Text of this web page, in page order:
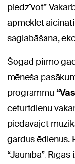
piedzīvot”
apmeklēt
saglabāšana,
Šogad pirmo
mēneša
programmu
ceturtdienu
piedāvājot
gardus ēdienus.
“Jaunība”,